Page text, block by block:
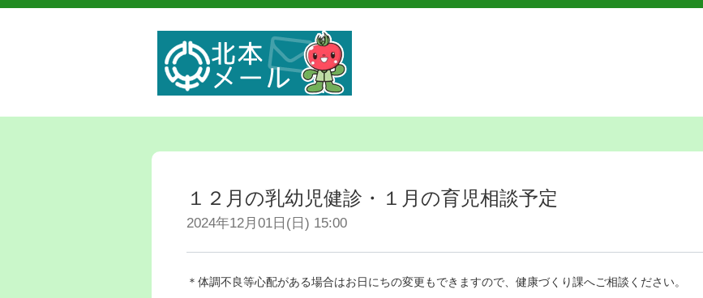
１２月の乳幼児健診・１月の育児相談予定
2024年12月01日(日) 15:00
＊体調不良等心配がある場合はお日にちの変更もできますので、健康づくり課へご相談ください。